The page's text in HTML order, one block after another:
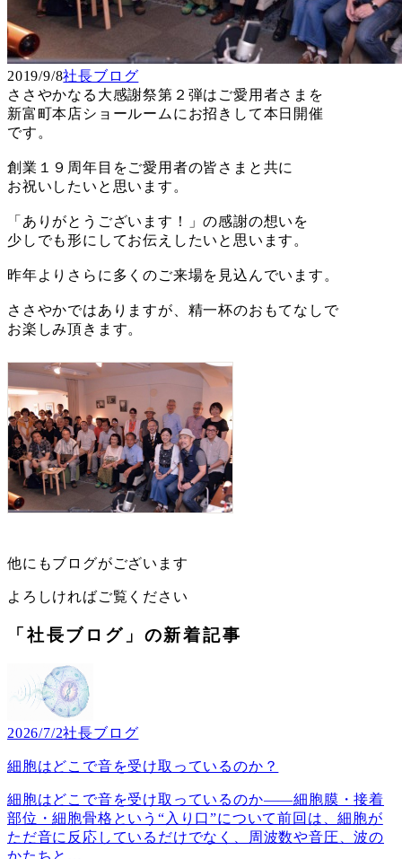
2019/9/8社長ブログ
ささやかなる大感謝祭第２弾はご愛用者さまを
新富町本店ショールームにお招きして本日開催
です。
創業１９周年目をご愛用者の皆さまと共に
お祝いしたいと思います。
「ありがとうございます！」の感謝の想いを
少しでも形にしてお伝えしたいと思います。
昨年よりさらに多くのご来場を見込んでいます。
ささやかではありますが、精一杯のおもてなしで
お楽しみ頂きます。
他にもブログがございます
よろしければご覧ください
「社長ブログ」の新着記事
2026/7/2社長ブログ
細胞はどこで音を受け取っているのか？
細胞はどこで音を受け取っているのか――細胞膜・接着
部位・細胞骨格という“入り口”について前回は、細胞が
ただ音に反応しているだけでなく、周波数や音圧、波の